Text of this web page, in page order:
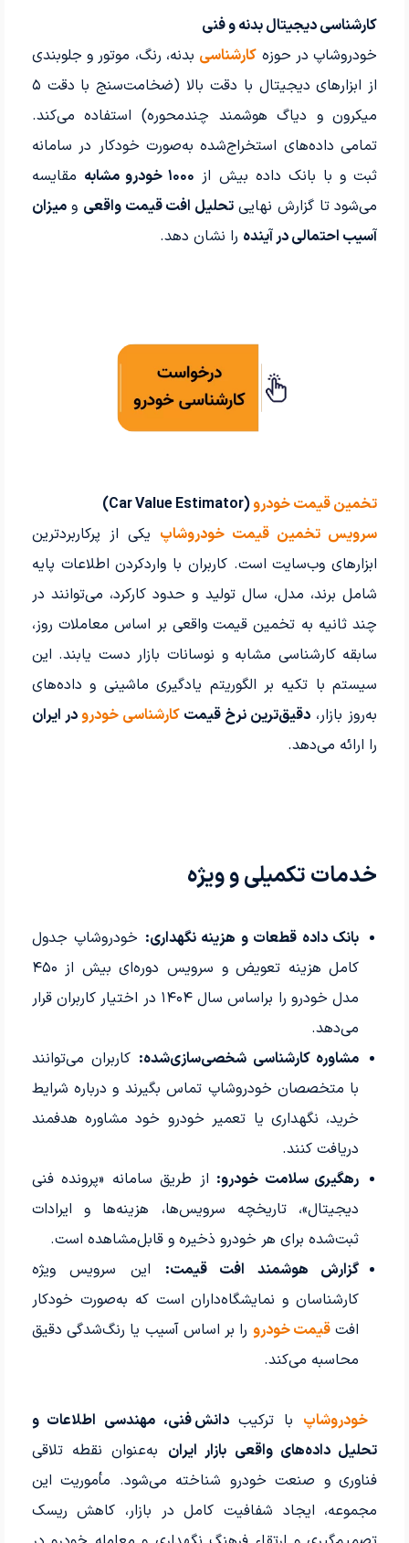
کارشناسی دیجیتال بدنه و فنی
خودروشاپ در حوزه کارشناسی بدنه، رنگ، موتور و جلوبندی
از ابزارهای دیجیتال با دقت بالا (ضخامت‌سنج با دقت ۵
میکرون و دیاگ هوشمند چندمحوره) استفاده می‌کند.
تمامی داده‌های استخراج‌شده به‌صورت خودکار در سامانه
ثبت و با بانک داده بیش از ۱۰۰۰ خودرو مشابه
مقایسه
می‌شود تا گزارش نهاییتحلیل افت قیمت واقعی ومیزان
آسیب احتمالی در آینده را نشان دهد.
تخمین قیمت خودرو(Car Value Estimator)
سرویس تخمین قیمت خودروشاپ یکی از پرکاربردترین
ابزارهای وب‌سایت است. کاربران با واردکردن اطلاعات پایه
شامل برند، مدل، سال تولید و حدود کارکرد، می‌توانند در
چند ثانیه به تخمین قیمت واقعی بر اساس معاملات روز،
سابقه کارشناسی مشابه و نوسانات بازار دست یابند. این
سیستم با تکیه بر الگوریتم یادگیری ماشینی و داده‌های
به‌روز بازار، دقیق‌ترین نرخ قیمتکارشناسی خودرودر ایران
را ارائه می‌دهد.
خدمات تکمیلی و ویژه
بانک داده قطعات و هزینه نگهداری: خودروشاپ جدول
کامل هزینه تعویض و سرویس دوره‌ای بیش از ۴۵۰
مدل خودرو را براساس سال ۱۴۰۴ در اختیار کاربران قرار
می‌دهد.
مشاوره کارشناسی شخصی‌سازی‌شده: کاربران می‌توانند
با متخصصان خودروشاپ تماس بگیرند و درباره شرایط
خرید، نگهداری یا تعمیر خودرو خود مشاوره هدفمند
دریافت کنند.
رهگیری سلامت خودرو: از طریق سامانه «پرونده فنی
دیجیتال»، تاریخچه سرویس‌ها، هزینه‌ها و ایرادات
ثبت‌شده برای هر خودرو ذخیره و قابل‌مشاهده است.
گزارش هوشمند افت قیمت: این سرویس ویژه
کارشناسان و نمایشگاه‌داران است که به‌صورت خودکار
افتقیمت خودرو را بر اساس آسیب یا رنگ‌شدگی دقیق
محاسبه می‌کند.
خودروشاپ با ترکیبدانش فنی، مهندسی اطلاعات و
تحلیل داده‌های واقعی بازار ایران به‌عنوان نقطه تلاقی
فناوری و صنعت خودرو شناخته می‌شود. مأموریت این
مجموعه، ایجاد شفافیت کامل در بازار، کاهش ریسک